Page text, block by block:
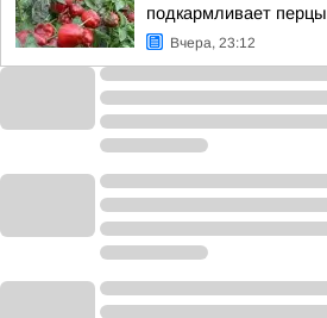
подкармливает перцы
Вчера, 23:12